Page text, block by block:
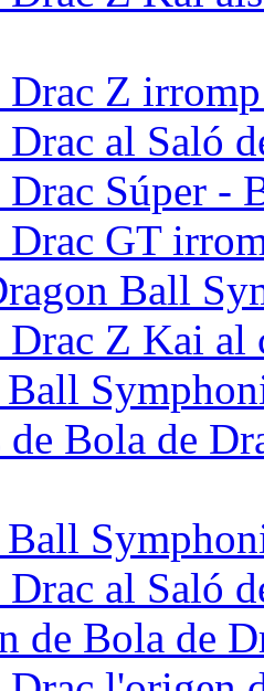
Drac Z
al Saló
Súper -
Drac GT
Ball
Drac Z Kai al
de Bola de
al Saló
de Bola de